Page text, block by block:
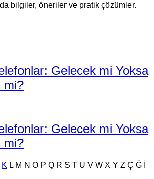
bilgiler, öneriler ve pratik çözümler.
Gelecek mi Yoksa
mi?
Gelecek mi Yoksa
mi?
K L M N O P Q R S T U V W X Y Z Ç Ğ